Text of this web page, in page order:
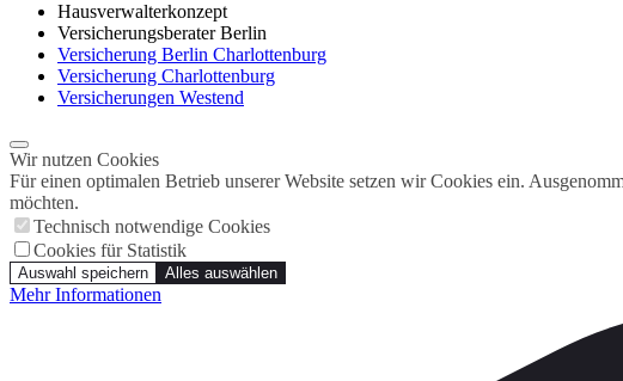
Hausverwalterkonzept
Versicherungsberater Berlin
Versicherung Berlin Charlottenburg
Versicherung Charlottenburg
Versicherungen Westend
Wir nutzen Cookies
Für einen optimalen Betrieb unserer Website setzen wir Cookies ein.
möchten.
Technisch notwendige Cookies
Cookies für Statistik
Auswahl speichern Alles auswählen
Mehr Informationen